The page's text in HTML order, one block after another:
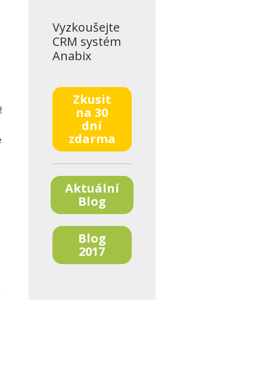
Vyzkoušejte
CRM systém
Anabix
Zkusit
na 30
dní
zdarma
Aktuální
Blog
Blog
2017